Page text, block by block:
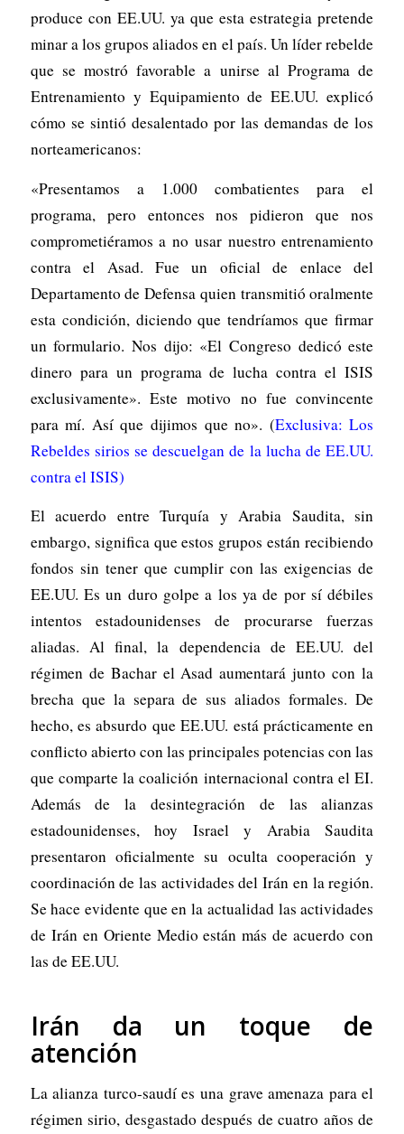
produce con EE.UU. ya que esta estrategia pretende
minar a los grupos aliados en el país. Un líder rebelde
que se mostró favorable a unirse al Programa de
Entrenamiento y Equipamiento de EE.UU. explicó
cómo se sintió desalentado por las demandas de los
norteamericanos:
«Presentamos a 1.000 combatientes para el
programa, pero entonces nos pidieron que nos
comprometiéramos a no usar nuestro entrenamiento
contra el Asad. Fue un oficial de enlace del
Departamento de Defensa quien transmitió oralmente
esta condición, diciendo que tendríamos que firmar
un formulario. Nos dijo: «El Congreso dedicó este
dinero para un programa de lucha contra el ISIS
exclusivamente». Este motivo no fue convincente
para mí. Así que dijimos que no». (Exclusiva: Los
Rebeldes sirios se descuelgan de la lucha de EE.UU.
contra el ISIS)
El acuerdo entre Turquía y Arabia Saudita, sin
embargo, significa que estos grupos están recibiendo
fondos sin tener que cumplir con las exigencias de
EE.UU. Es un duro golpe a los ya de por sí débiles
intentos estadounidenses de procurarse fuerzas
aliadas. Al final, la dependencia de EE.UU. del
régimen de Bachar el Asad aumentará junto con la
brecha que la separa de sus aliados formales. De
hecho, es absurdo que EE.UU. está prácticamente en
conflicto abierto con las principales potencias con las
que comparte la coalición internacional contra el EI.
Además de la desintegración de las alianzas
estadounidenses, hoy Israel y Arabia Saudita
presentaron oficialmente su oculta cooperación y
coordinación de las actividades del Irán en la región.
Se hace evidente que en la actualidad las actividades
de Irán en Oriente Medio están más de acuerdo con
las de EE.UU.
Irán da un toque de
atención
La alianza turco-saudí es una grave amenaza para el
régimen sirio, desgastado después de cuatro años de